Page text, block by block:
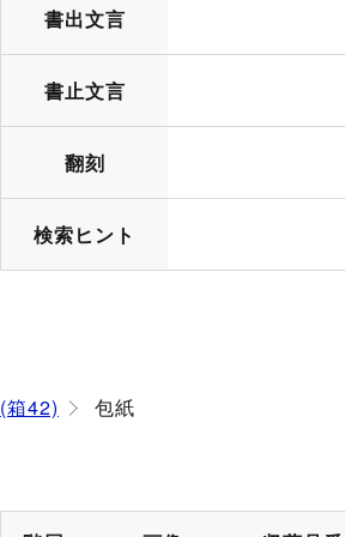
書出文言
書止文言
翻刻
検索ヒント
(箱42) 包紙